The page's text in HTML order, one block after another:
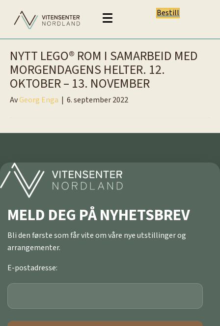
Bestill
NYTT LEGO® ROM I SAMARBEID MED
MORGENDAGENS HELTER. 12.
OKTOBER – 13. NOVEMBER
AvGeorg Enga | 6. september 2022
MELD DEG PÅ NYHETSBREV
Bli den første som får vite om våre nye utstillinger og
arrangementer.
E-postadresse: